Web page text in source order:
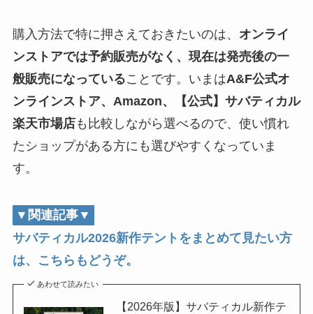
購入方法で特に押さえておきたいのは、 オンライ
ンストアでは予約販売がなく、現在は発売後の一
般販売になっていることです。いまはA&F公式オ
ンラインストア、Amazon、【公式】サバティカル
楽天市場店も比較しながら選べるので、使い慣れ
たショップがある方にも選びやすくなっていま
す。
▼関連記事▼
サバティカル2026新作テントをまとめて見たい方
は、こちらもどうぞ。
あわせて読みたい
【2026年版】サバティカル新作テ